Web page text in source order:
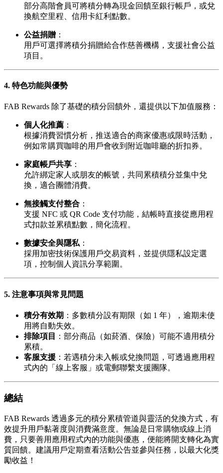
部分高階會員可將積分轉為現金回饋至銀行帳戶，或兌
換航空里程、信用卡紅利點數。
公益捐贈 ：
用戶可選擇將積分捐贈給合作慈善機構，支援社會公益
項目。
4. 特色功能與優勢
FAB Rewards 除了基礎的積分回饋外，還提供以下加值服務：
個人化推薦 ：
根據消費習慣分析，推送適合的商家優惠或限時活動，
例如常購買咖啡的用戶會收到附近咖啡廳的折扣券。
家庭帳戶共享 ：
允許綁定家人或朋友的帳號，共同累積積分並集中兌
換，適合團體消費。
無接觸支付整合 ：
支援 NFC 或 QR Code 支付功能，結帳時直接從應用程
式扣款並累積點數，簡化流程。
數據安全與隱私：
採用加密技術保護用戶交易資料，並提供隱私設定選
項，控制個人資訊分享範圍。
5. 注意事項與常見問題
積分有效期 ：多數積分設有期限（如 1 年），逾期未使
用將自動失效。
排除項目
：部分商品（如菸酒、保險）可能不適用積分
累積。
客服支援 ：若遇積分未入帳或兌換問題，可透過應用程
式內的「線上客服」或電郵聯繫支援團隊。
總結
FAB Rewards 透過多元的積分累積管道與靈活的兌換方式，有
效提升用戶黏著度與消費滿意度。無論是日常購物或線上消
費，只要善用應用程式內的功能與優惠，便能將開支轉化為實
質回饋。建議用戶定期查看活動公告並參與任務，以最大化獎
勵收益！